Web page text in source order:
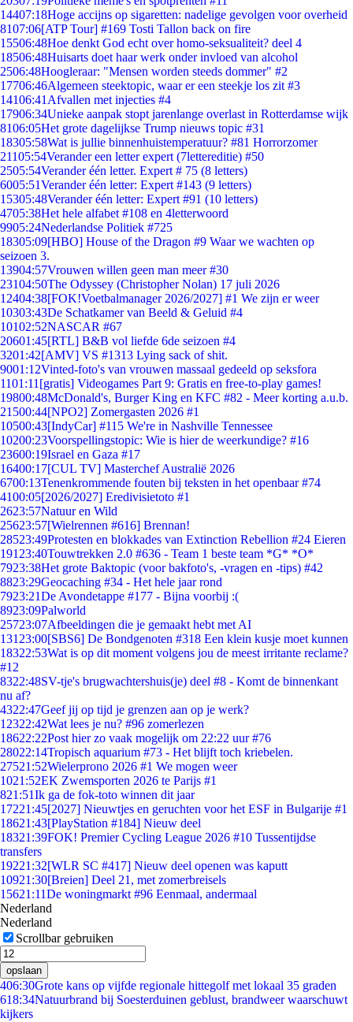
14407:18Hoge accijns op sigaretten: nadelige gevolgen voor overheid
8107:06[ATP Tour] #169 Tosti Tallon back on fire
15506:48Hoe denkt God echt over homo-seksualiteit? deel 4
18506:48Huisarts doet haar werk onder invloed van alcohol
2506:48Hoogleraar: "Mensen worden steeds dommer" #2
17706:46Algemeen steektopic, waar er een steekje los zit #3
14106:41 Afvallen met injecties #4
17906:34Unieke aanpak stopt jarenlange overlast in Rotterdamse wijk
8106:05Het grote dagelijkse Trump nieuws topic #31
18305:58Wat is jullie binnenhuistemperatuur? #81 Horrorzomer
21105:54Verander een letter expert (7lettereditie) #50
2505:54Verander één letter. Expert # 75 (8 letters)
6005:51Verander één letter: Expert #143 (9 letters)
15305:48Verander één letter: Expert #91 (10 letters)
4705:38Het hele alfabet #108 en 4letterwoord
9905:24Nederlandse Politiek #725
18305:09[HBO] House of the Dragon #9 Waar we wachten op
seizoen 3.
13904:57Vrouwen willen geen man meer #30
23104:50The Odyssey (Christopher Nolan) 17 juli 2026
12404:38[FOK!Voetbalmanager 2026/2027] #1 We zijn er weer
10303:43De Schatkamer van Beeld & Geluid #4
10102:52NASCAR #67
20601:45[RTL] B&B vol liefde 6de seizoen #4
3201:42[AMV] VS #1313 Lying sack of shit.
9001:12Vinted-foto's van vrouwen massaal gedeeld op seksfora
1101:11 [gratis] Videogames Part 9: Gratis en free-to-play games!
19800:48McDonald's, Burger King en KFC #82 - Meer korting a.u.b.
21500:44[NPO2] Zomergasten 2026 #1
10500:43[IndyCar] #115 We're in Nashville Tennessee
10200:23Voorspellingstopic: Wie is hier de weerkundige? #16
23600:19Israel en Gaza #17
16400:17[CUL TV] Masterchef Australië 2026
6700:13Tenenkrommende fouten bij teksten in het openbaar #74
4100:05[2026/2027] Eredivisietoto #1
2623:57Natuur en Wild
25623:57[Wielrennen #616] Brennan!
28523:49Protesten en blokkades van Extinction Rebellion #24 Eieren
191 23:40Touwtrekken 2.0 #636 - Team 1 beste team *G* *O*
7923:38Het grote Baktopic (voor bakfoto's, -vragen en -tips) #42
8823:29Geocaching #34 - Het hele jaar rond
7923:21De Avondetappe #177 - Bijna voorbij :(
8923:09Palworld
25723:07Afbeeldingen die je gemaakt hebt met AI
131 23:00[SBS6] De Bondgenoten #318 Een klein kusje moet kunnen
18322:53Wat is op dit moment volgens jou de meest irritante reclame?
#12
8322:48SV-tje's brugwachtershuis(je) deel #8 - Komt de binnenkant
nu af?
4322:47Geef jij op tijd je grenzen aan op je werk?
12322:42Wat lees je nu? #96 zomerlezen
18622:22Post hier zo vaak mogelijk om 22:22 uur #76
28022:14Tropisch aquarium #73 - Het blijft toch kriebelen.
27521:52Wielerprono 2026 #1 We mogen weer
1021:52EK Zwemsporten 2026 te Parijs #1
821:51Ik ga de fok-toto winnen dit jaar
17221:45[2027] Nieuwtjes en geruchten voor het ESF in Bulgarije #1
18621:43[PlayStation #184] Nieuw deel
18321:39FOK! Premier Cycling League 2026 #10 Tussentijdse
transfers
19221:32[WLR SC #417] Nieuw deel openen was kaputt
10921:30[Breien] Deel 21, met zomerbreisels
15621:11De woningmarkt #96 Eenmaal, andermaal
Nederland
Nederland
Scrollbar gebruiken
opslaan
406:30Grote kans op vijfde regionale hittegolf met lokaal 35 graden
618:34Natuurbrand bij Soesterduinen geblust, brandweer waarschuwt
kijkers